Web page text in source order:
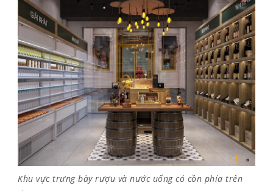
Khu vực trưng bày rượu và nước uống có cồn phía trên